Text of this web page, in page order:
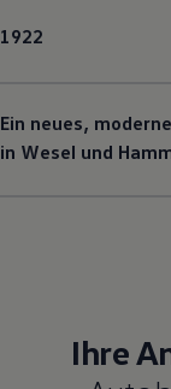
1922
Ein neues,
in Wesel und
Ihre